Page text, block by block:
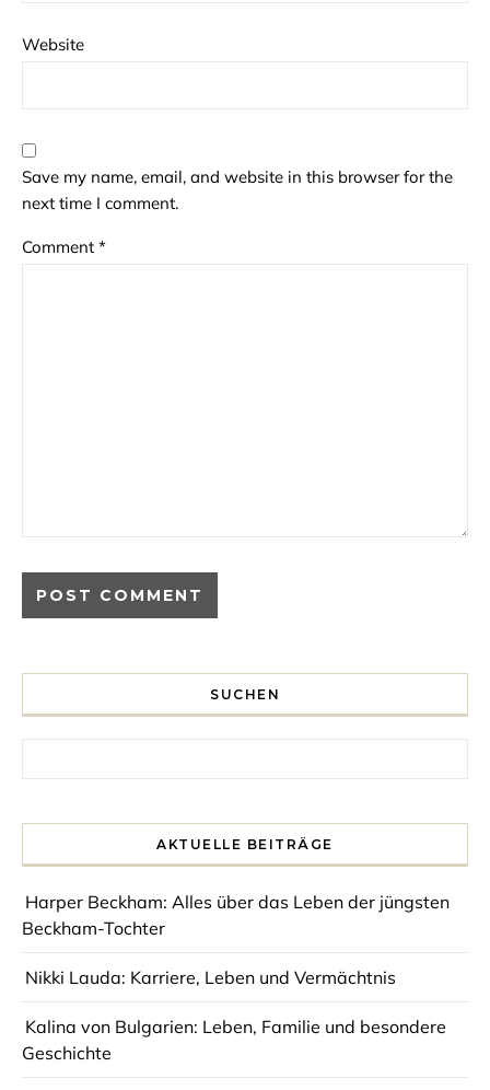
Website
Save my name, email, and website in this browser for the
next time I comment.
Comment *
SUCHEN
AKTUELLE BEITRÄGE
Harper Beckham: Alles über das Leben der jüngsten
Beckham-Tochter
Nikki Lauda: Karriere, Leben und Vermächtnis
Kalina von Bulgarien: Leben, Familie und besondere
Geschichte